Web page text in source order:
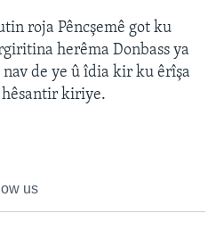
roja Pêncşemê got ku
herêma Donbass ya
de ye û îdia kir ku êrîşa
kiriye.
us